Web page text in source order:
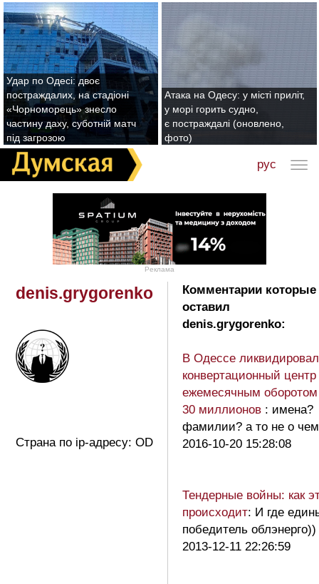
Удар по Одесі: двоє
постраждалих, на стадіоні
«Чорноморець» знесло
частину даху, суботній матч
під загрозою
Атака на Одесу: у місті приліт,
у морі горить судно,
є постраждалі (оновлено,
фото)
рус
Реклама
denis.grygorenko
Страна по ip-адресу: OD
Комментарии которые
оставил
denis.grygorenko:
В Одессе
конвертационный центр
ежемесячным
30 миллионов : имена?
фамилии? а то не о чем
2016-10-20 15:28:08
Тендерные войны: как
происходит: И где
победитель облэнерго))
2013-12-11 22:26:59